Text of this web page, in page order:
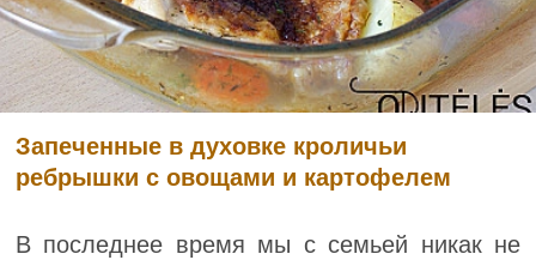
Запеченные в духовке кроличьи
ребрышки с овощами и картофелем
В последнее время мы с семьей никак не